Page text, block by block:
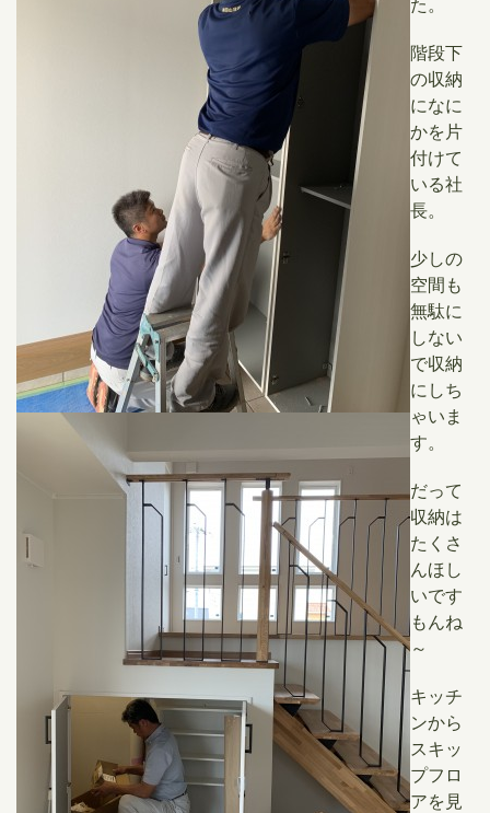
た。
階段下
の収納
になに
かを片
付けて
いる社
長。
少しの
空間も
無駄に
しない
で収納
にしち
ゃいま
す。
だって
収納は
たくさ
んほし
いです
もんね
～
キッチ
ンから
スキッ
プフロ
アを見